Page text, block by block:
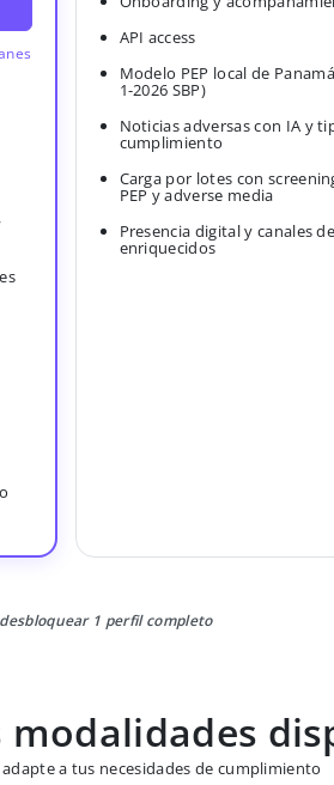
API access
Modelo PEP local de
1-2026 SBP)
Noticias adversas con IA y
cumplimiento
Carga por lotes con
PEP y adverse media
Presencia digital y canales
enriquecidos
1 perfil completo
modalidades
a tus necesidades de cumplimiento